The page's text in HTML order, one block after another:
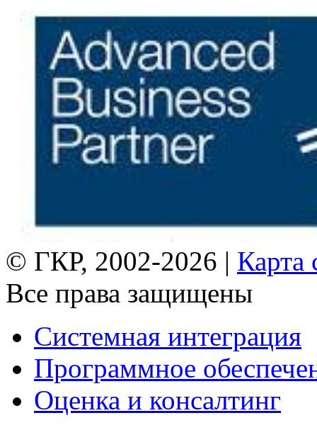
© ГКР, 2002-2026 | Карта
Все права защищены
Системная интеграция
Программное
Оценка и консалтинг